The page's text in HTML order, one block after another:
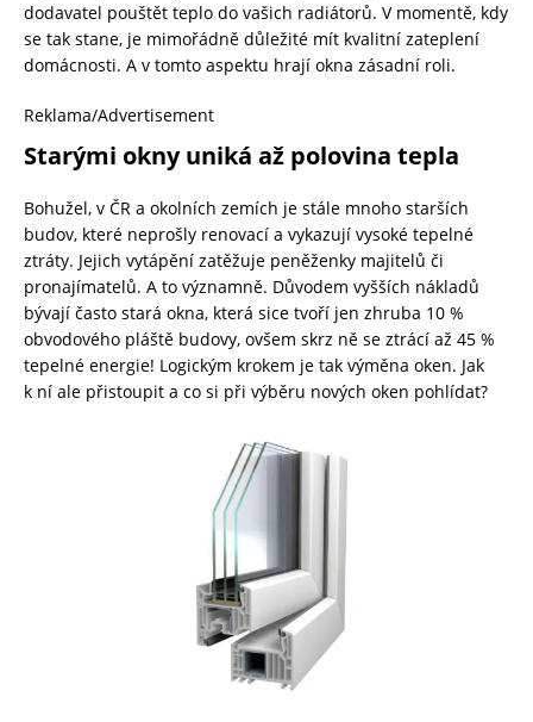
dodavatel pouštět teplo do vašich radiátorů. V momentě, kdy
se tak stane, je mimořádně důležité mít kvalitní zateplení
domácnosti. A v tomto aspektu hrají okna zásadní roli.
Reklama/Advertisement
Starými okny uniká až polovina tepla
Bohužel, v ČR a okolních zemích je stále mnoho starších
budov, které neprošly renovací a vykazují vysoké tepelné
ztráty. Jejich vytápění zatěžuje peněženky majitelů či
pronajímatelů. A to významně. Důvodem vyšších nákladů
bývají často stará okna, která sice tvoří jen zhruba 10 %
obvodového pláště budovy, ovšem skrz ně se ztrácí až 45 %
tepelné energie! Logickým krokem je tak výměna oken. Jak
k ní ale přistoupit a co si při výběru nových oken pohlídat?